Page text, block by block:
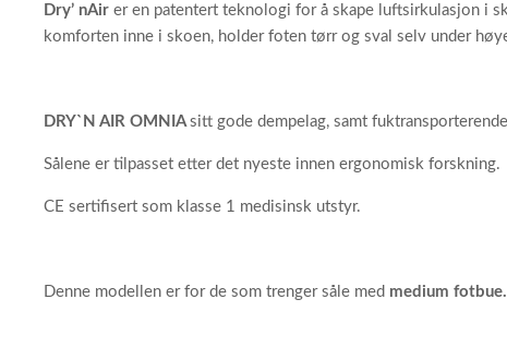
Dry’ nAir er en patentert teknologi for å skape luftsirkulasjon i
komforten inne i skoen, holder foten tørr og sval selv under
DRY`N AIR OMNIAsitt gode dempelag, samt
Sålene er tilpasset etter det nyeste innen ergonomisk forskning.
CE sertifisert som klasse 1 medisinsk utstyr.
Denne modellen er for de som trenger såle med medium fotbue.